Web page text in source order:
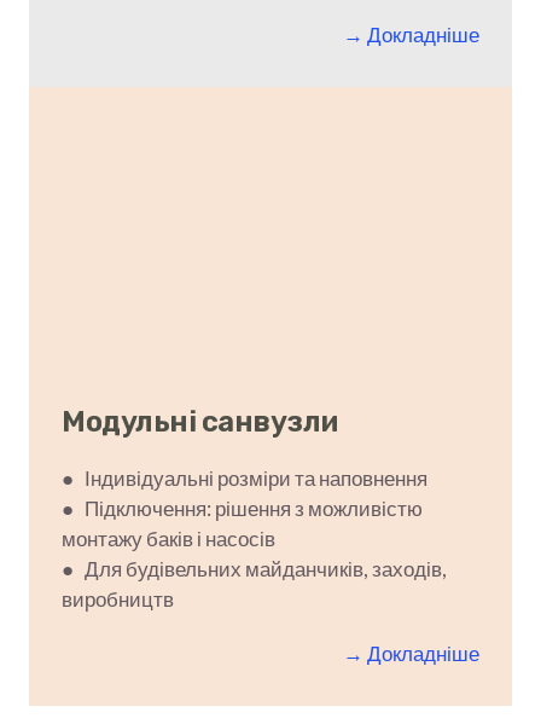
→ Докладніше
Модульні санвузли
● Індивідуальні розміри та наповнення
● Підключення: рішення з можливістю
монтажу баків і насосів
● Для будівельних майданчиків, заходів,
виробництв
→ Докладніше